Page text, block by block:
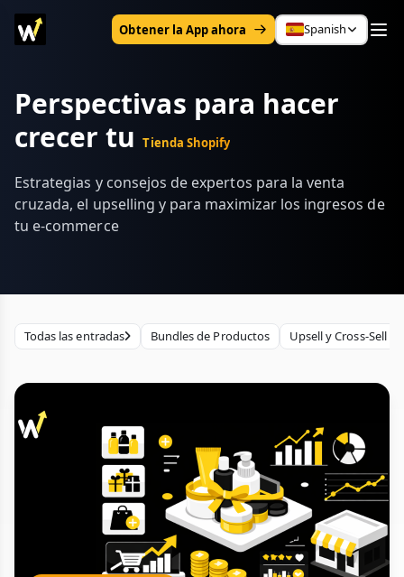
Obtener la App ahora Spanish
Perspectivas para hacer
crecer tuTienda Shopify
Estrategias y consejos de expertos para la venta
cruzada, el upselling y para maximizar los ingresos de
tu e-commerce
Todas las entradas Bundles de Productos Upsell y Cross-Sell